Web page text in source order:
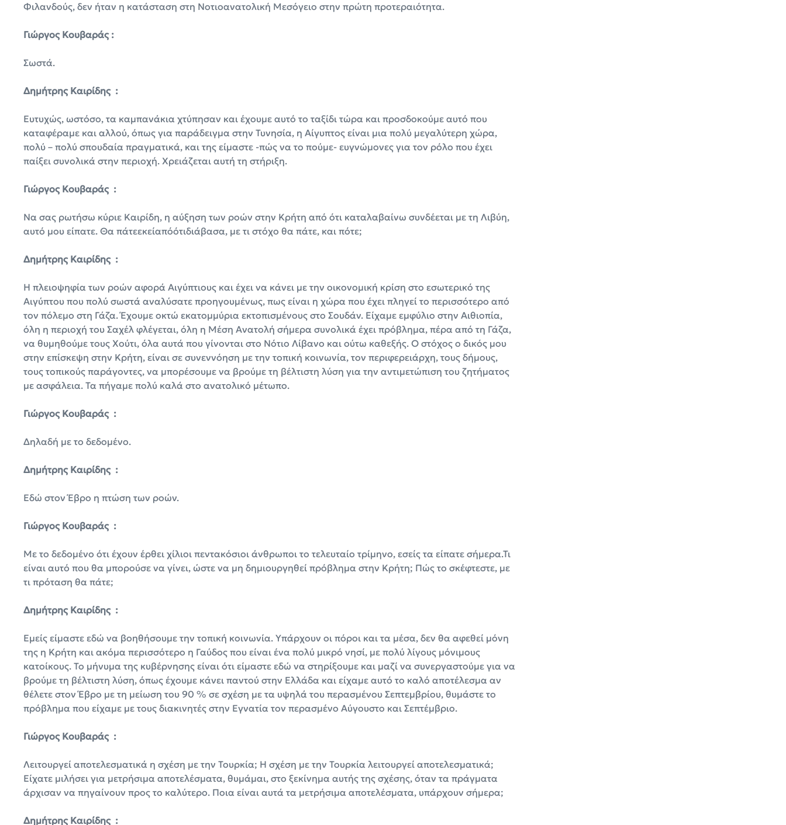
Φιλανδούς, δεν ήταν η κατάσταση στη Νοτιοανατολική Μεσόγειο στην πρώτη προτεραιότητα.
Γιώργος Κουβαράς :
Σωστά.
Δημήτρης Καιρίδης :
Ευτυχώς, ωστόσο, τα καμπανάκια χτύπησαν και έχουμε αυτό το ταξίδι τώρα και προσδοκούμε αυτό που
καταφέραμε και αλλού, όπως για παράδειγμα στην Τυνησία, η Αίγυπτος είναι μια πολύ μεγαλύτερη χώρα,
πολύ – πολύ σπουδαία πραγματικά, και της είμαστε -πώς να το πούμε- ευγνώμονες για τον ρόλο που έχει
παίξει συνολικά στην περιοχή. Χρειάζεται αυτή τη στήριξη.
Γιώργος Κουβαράς :
Να σας ρωτήσω κύριε Καιρίδη, η αύξηση των ροών στην Κρήτη από ότι καταλαβαίνω συνδέεται με τη Λιβύη,
αυτό μου είπατε. Θα πάτεεκείαπόότιδιάβασα, με τι στόχο θα πάτε, και πότε;
Δημήτρης Καιρίδης :
Η πλειοψηφία των ροών αφορά Aιγύπτιους και έχει να κάνει με την οικονομική κρίση στο εσωτερικό της
Αιγύπτου που πολύ σωστά αναλύσατε προηγουμένως, πως είναι η χώρα που έχει πληγεί το περισσότερο από
τον πόλεμο στη Γάζα. Έχουμε οκτώ εκατομμύρια εκτοπισμένους στο Σουδάν. Είχαμε εμφύλιο στην Αιθιοπία,
όλη η περιοχή του Σαχέλ φλέγεται, όλη η Μέση Ανατολή σήμερα συνολικά έχει πρόβλημα, πέρα από τη Γάζα,
να θυμηθούμε τους Χούτι, όλα αυτά που γίνονται στο Νότιο Λίβανο και ούτω καθεξής. Ο στόχος ο δικός μου
στην επίσκεψη στην Κρήτη, είναι σε συνεννόηση με την τοπική κοινωνία, τον περιφερειάρχη, τους δήμους,
τους τοπικούς παράγοντες, να μπορέσουμε να βρούμε τη βέλτιστη λύση για την αντιμετώπιση του ζητήματος
με ασφάλεια. Τα πήγαμε πολύ καλά στο ανατολικό μέτωπο.
Γιώργος Κουβαράς :
Δηλαδή με το δεδομένο.
Δημήτρης Καιρίδης :
Εδώ στον Έβρο η πτώση των ροών.
Γιώργος Κουβαράς :
Με το δεδομένο ότι έχουν έρθει χίλιοι πεντακόσιοι άνθρωποι το τελευταίο τρίμηνο, εσείς τα είπατε σήμερα.Τι
είναι αυτό που θα μπορούσε να γίνει, ώστε να μη δημιουργηθεί πρόβλημα στην Κρήτη; Πώς το σκέφτεστε, με
τι πρόταση θα πάτε;
Δημήτρης Καιρίδης :
Εμείς είμαστε εδώ να βοηθήσουμε την τοπική κοινωνία. Υπάρχουν οι πόροι και τα μέσα, δεν θα αφεθεί μόνη
της η Κρήτη και ακόμα περισσότερο η Γαύδος που είναι ένα πολύ μικρό νησί, με πολύ λίγους μόνιμους
κατοίκους. Το μήνυμα της κυβέρνησης είναι ότι είμαστε εδώ να στηρίξουμε και μαζί να συνεργαστούμε για να
βρούμε τη βέλτιστη λύση, όπως έχουμε κάνει παντού στην Ελλάδα και είχαμε αυτό το καλό αποτέλεσμα αν
θέλετε στον Έβρο με τη μείωση του 90 % σε σχέση με τα υψηλά του περασμένου Σεπτεμβρίου, θυμάστε το
πρόβλημα που είχαμε με τους διακινητές στην Εγνατία τον περασμένο Αύγουστο και Σεπτέμβριο.
Γιώργος Κουβαράς :
Λειτουργεί αποτελεσματικά η σχέση με την Τουρκία; Η σχέση με την Τουρκία λειτουργεί αποτελεσματικά;
Είχατε μιλήσει για μετρήσιμα αποτελέσματα, θυμάμαι, στο ξεκίνημα αυτής της σχέσης, όταν τα πράγματα
άρχισαν να πηγαίνουν προς το καλύτερο. Ποια είναι αυτά τα μετρήσιμα αποτελέσματα, υπάρχουν σήμερα;
Δημήτρης Καιρίδης :